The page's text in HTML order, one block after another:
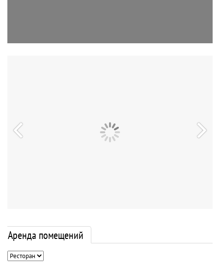
Аренда помещений